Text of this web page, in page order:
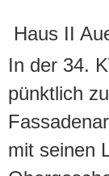
Haus II
In der 34.
pünktlich
mit seinen